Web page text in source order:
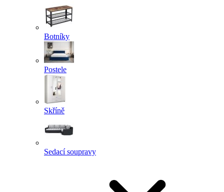
Botníky
Postele
Skříně
Sedací soupravy